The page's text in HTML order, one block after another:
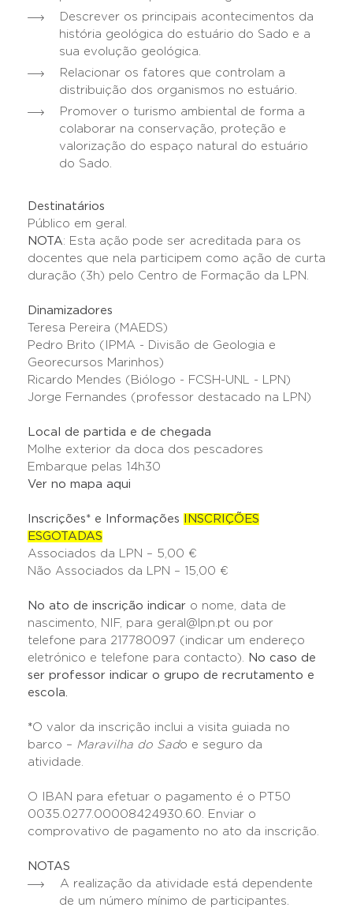
Descrever os principais acontecimentos da
história geológica do estuário do Sado e a
sua evolução geológica.
Relacionar os fatores que controlam a
distribuição dos organismos no estuário.
Promover o turismo ambiental de forma a
colaborar na conservação, proteção e
valorização do espaço natural do estuário
do Sado.
Destinatários
Público em geral.
NOTA: Esta ação pode ser acreditada para os
docentes que nela participem como ação de curta
duração (3h) pelo Centro de Formação da LPN.
Dinamizadores
Teresa Pereira (MAEDS)
Pedro Brito (IPMA - Divisão de Geologia e
Georecursos Marinhos)
Ricardo Mendes (Biólogo - FCSH-UNL - LPN)
Jorge Fernandes (professor destacado na LPN)
Local de partida e de chegada
Molhe exterior da doca dos pescadores
Embarque pelas 14h30
Ver no mapa aqui
Inscrições* e Informações
INSCRIÇÕES
ESGOTADAS
Associados da LPN – 5,00 €
Não Associados da LPN – 15,00 €
No ato de inscrição indicar o nome, data de
nascimento, NIF, para geral@lpn.pt ou por
telefone para 217780097 (indicar um endereço
eletrónico e telefone para contacto).
No caso de
ser professor indicar o grupo de recrutamento e
escola.
*O valor da inscrição inclui a visita guiada no
barco – Maravilha do Sado e seguro da
atividade.
O IBAN para efetuar o pagamento é o PT50
0035.0277.00008424930.60. Enviar o
comprovativo de pagamento no ato da inscrição.
NOTAS
A realização da atividade está dependente
de um número mínimo de participantes.